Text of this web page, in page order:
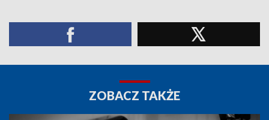
ZOBACZ TAKŻE